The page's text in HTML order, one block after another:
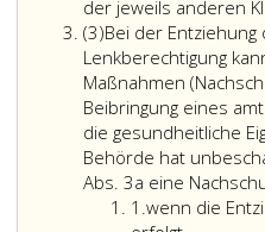
der jeweils anderen
(3)Absatz
3,
Bei der
Lenkberechtigung
Maßnahmen
Beibringung eines
die gesundheitliche
Behörde hat
Abs. 3a eine
1.Ziffer
wenn die